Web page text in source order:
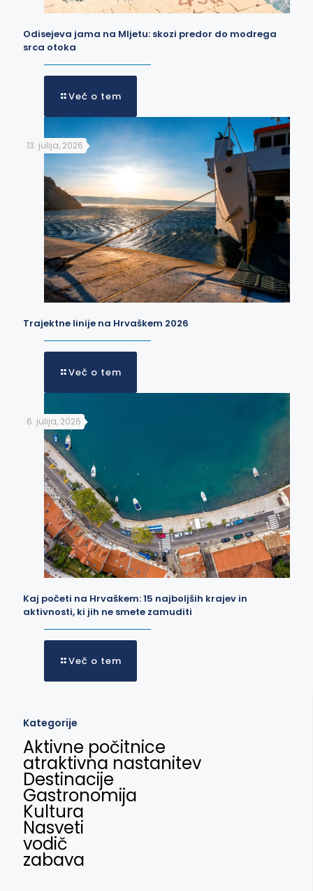
Odisejeva jama na Mljetu: skozi predor do modrega
srca otoka
Več o tem
13. julija, 2026
Trajektne linije na Hrvaškem 2026
Več o tem
6. julija, 2026
Kaj početi na Hrvaškem: 15 najboljših krajev in
aktivnosti, ki jih ne smete zamuditi
Več o tem
Kategorije
Aktivne počitnice
atraktivna nastanitev
Destinacije
Gastronomija
Kultura
Nasveti
vodič
zabava